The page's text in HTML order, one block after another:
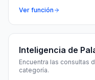
Ver función
Inteligencia de
Encuentra las consultas
categoría.